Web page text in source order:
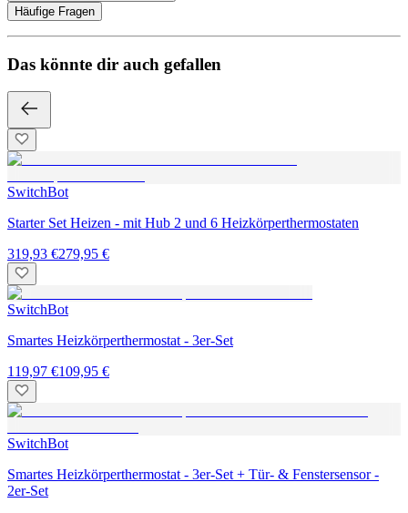
Häufige Fragen
Das könnte dir auch gefallen
SwitchBot
Starter Set Heizen - mit Hub 2 und 6 Heizkörperthermostaten
319,93 €279,95 €
SwitchBot
Smartes Heizkörperthermostat - 3er-Set
119,97 €109,95 €
SwitchBot
Smartes Heizkörperthermostat - 3er-Set + Tür- & Fenstersensor -
2er-Set